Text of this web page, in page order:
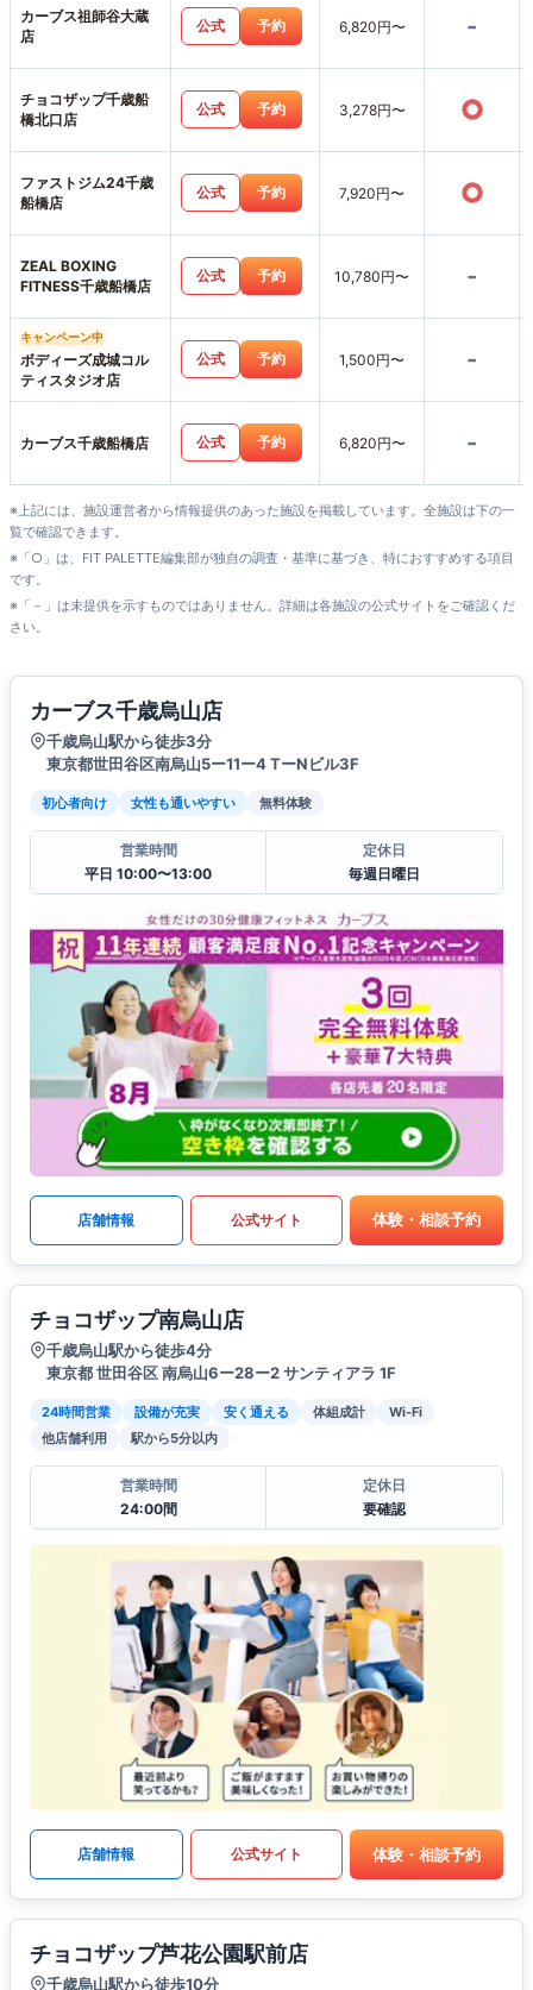
カーブス祖師谷大蔵
店
公式 予約 6,820円〜 -
チョコザップ千歳船
橋北口店
公式 予約 3,278円〜 ○
ファストジム24千歳
船橋店
公式 予約 7,920円〜 ○
ZEAL BOXING
FITNESS千歳船橋店
公式 予約 10,780円〜 -
キャンペーン中
ボディーズ成城コル
ティスタジオ店
公式 予約 1,500円〜 -
カーブス千歳船橋店 公式 予約 6,820円〜 -
※上記には、施設運営者から情報提供のあった施設を掲載しています。全施設は下の一
覧で確認できます。
※「○」は、FIT PALETTE編集部が独自の調査・基準に基づき、特におすすめする項目
です。
※「－」は未提供を示すものではありません。詳細は各施設の公式サイトをご確認くだ
さい。
カーブス千歳烏山店
千歳烏山駅から徒歩3分
東京都世田谷区南烏山5ー11ー4 TーNビル3F
初心者向け 女性も通いやすい 無料体験
営業時間
平日 10:00〜13:00
定休日
毎週日曜日
店舗情報 公式サイト 体験・相談予約
チョコザップ南烏山店
千歳烏山駅から徒歩4分
東京都 世田谷区 南烏山6ー28ー2 サンティアラ 1F
24時間営業 設備が充実 安く通える 体組成計
Wi-Fi
他店舗利用
駅から5分以内
営業時間
24:00間
定休日
要確認
店舗情報 公式サイト 体験・相談予約
チョコザップ芦花公園駅前店
千歳烏山駅から徒歩10分